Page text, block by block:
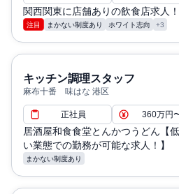
関西関東に店舗ありの飲食店求人
注目 まかない制度あり ホワイト志向 +3
キッチン調理スタッフ
麻布十番 味はな 港区
正社員 360万円
居酒屋和食食堂とんかつうどん【
い業態での勤務が可能な求人！】
まかない制度あり